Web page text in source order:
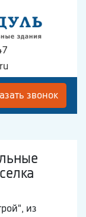
звонок
из